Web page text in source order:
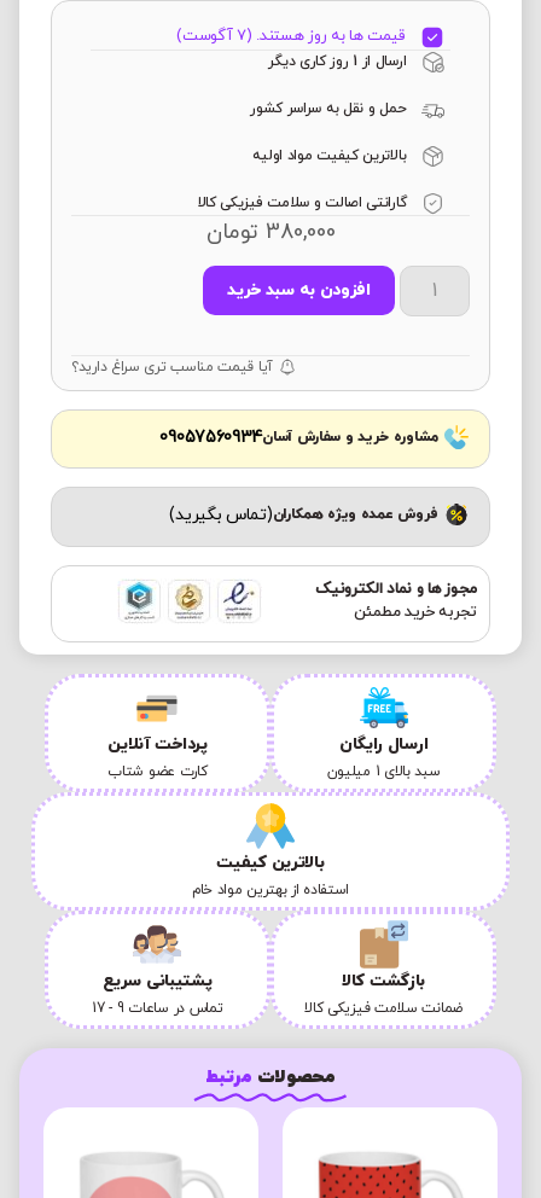
قیمت ها به روز هستند. (7 آگوست)
ارسال از 1 روز کاری دیگر
حمل و نقل به سراسر کشور
بالاترین کیفیت مواد اولیه
گارانتی اصالت و سلامت فیزیکی کالا
380,000 تومان
افزودن به سبد خرید
آیا قیمت مناسب تری سراغ دارید؟
مشاوره خرید و سفارش آسان09057560934
فروش عمده ویژه همکاران(تماس بگیرید)
مجوز ها و نماد الکترونیک
تجربه خرید مطمئن
ارسال رایگان
سبد بالای 1 میلیون
پرداخت آنلاین
کارت عضو شتاب
بالاترین کیفیت
استفاده از بهترین مواد خام
بازگشت کالا
ضمانت سلامت فیزیکی کالا
پشتیبانی سریع
تماس در ساعات 9 - 17
محصولات مرتبط